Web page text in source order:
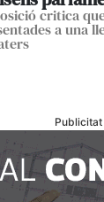
critica
a una
Publicitat